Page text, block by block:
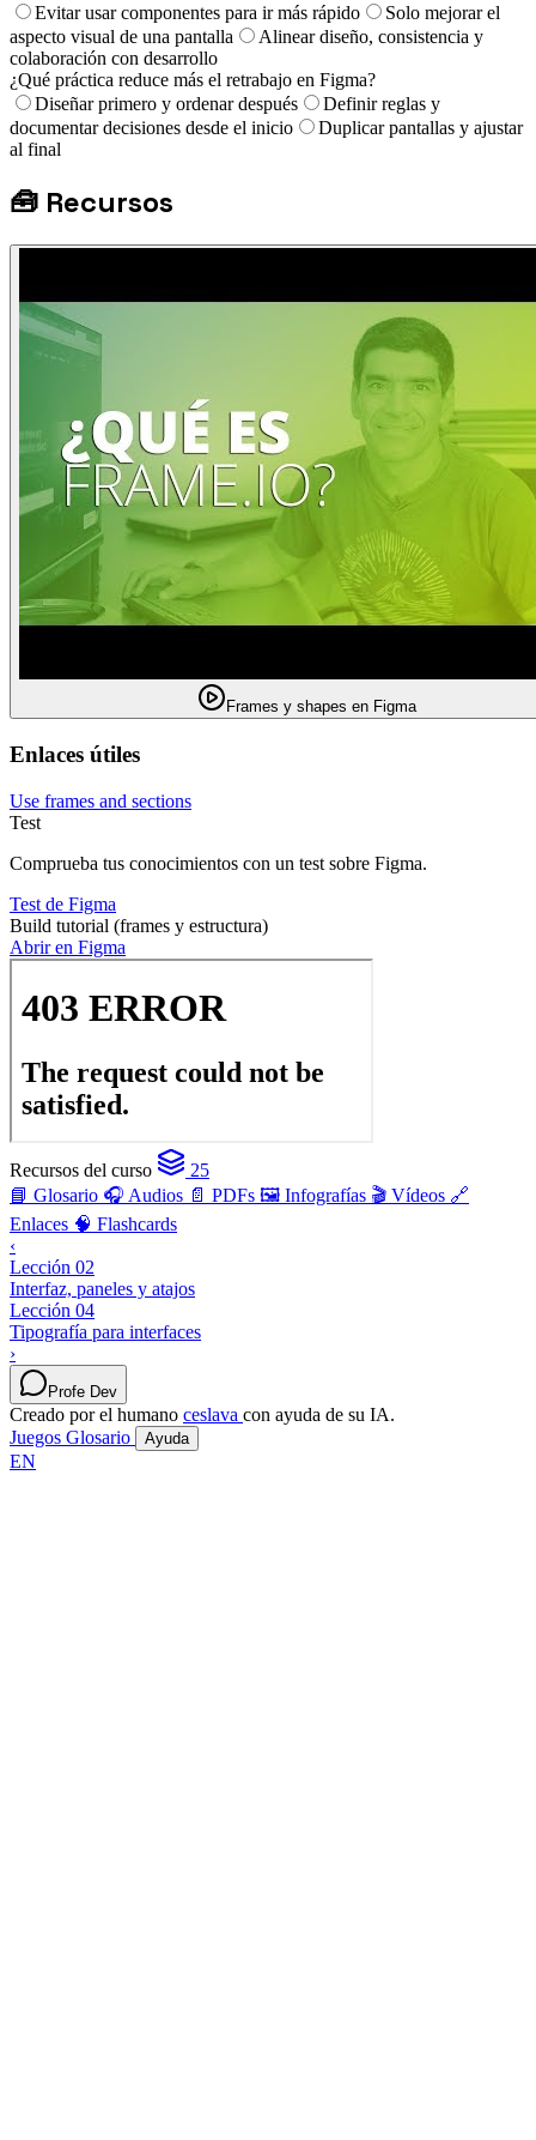
Evitar usar componentes para ir más rápido
Solo mejorar el
aspecto visual de una pantalla
Alinear diseño, consistencia y
colaboración con desarrollo
¿Qué práctica reduce más el retrabajo en Figma?
Diseñar primero y ordenar después
Definir reglas y
documentar decisiones desde el inicio
Duplicar pantallas y ajustar
al final
🧰 Recursos
Frames y shapes en Figma
Enlaces útiles
Use frames and sections
Test
Comprueba tus conocimientos con un test sobre Figma.
Test de Figma
Build tutorial (frames y estructura)
Abrir en Figma
Recursos del curso
25
📘 Glosario 🎧 Audios 📄 PDFs 🖼️ Infografías 🎬 Vídeos 🔗
Enlaces 🧠 Flashcards
‹
Lección 02
Interfaz, paneles y atajos
Lección 04
Tipografía para interfaces
›
Profe Dev
Creado por el humano ceslava con ayuda de su IA.
Juegos Glosario Ayuda
EN